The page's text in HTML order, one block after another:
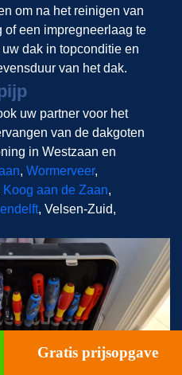
om na het reinigen van
een impregneerlaag te
dak in topconditie en
van het dak.
uw partner voor het
van de dakgoten
in Westzaan en
, Wormerveer,
Koog aan de Zaan,
, Velsen-Zuid,
Gratis prijsopgave